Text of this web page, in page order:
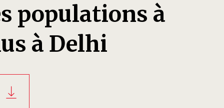
populations à
à Delhi